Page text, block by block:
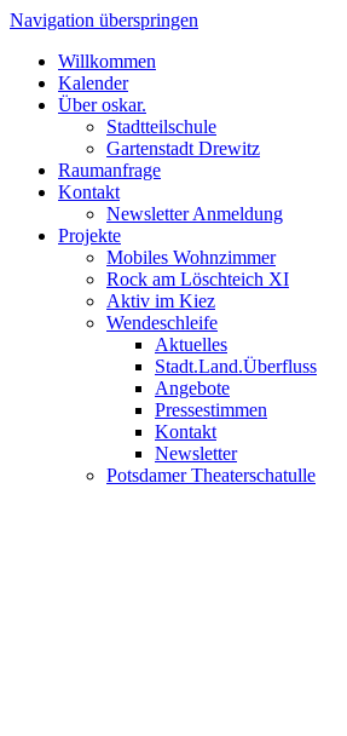
Navigation überspringen
Willkommen
Kalender
Über oskar.
Stadtteilschule
Gartenstadt Drewitz
Raumanfrage
Kontakt
Newsletter Anmeldung
Projekte
Mobiles Wohnzimmer
Rock am Löschteich XI
Aktiv im Kiez
Wendeschleife
Aktuelles
Stadt.Land.Überfluss
Angebote
Pressestimmen
Kontakt
Newsletter
Potsdamer Theaterschatulle